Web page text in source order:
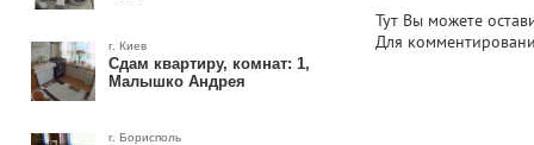
г. Киев
Сдам квартиру, комнат: 1,
Малышко Андрея
г. Борисполь
Тут Вы можете
Для